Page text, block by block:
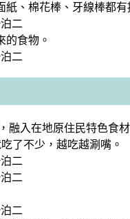
、棉花棒、牙線棒都
的食物。
融入在地原住民特色
了不少，越吃越涮嘴。